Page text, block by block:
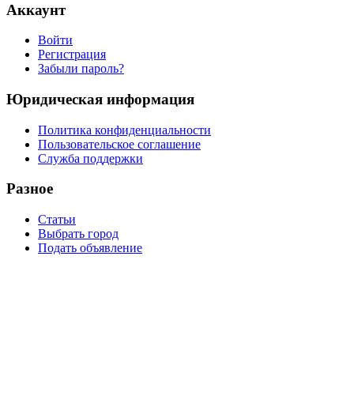
Аккаунт
Войти
Регистрация
Забыли пароль?
Юридическая информация
Политика конфиденциальности
Пользовательское соглашение
Служба поддержки
Разное
Статьи
Выбрать город
Подать объявление